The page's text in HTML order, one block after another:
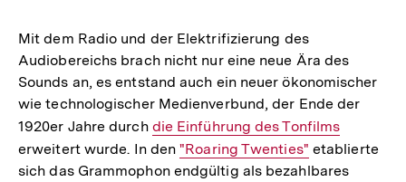
Mit dem Radio und der Elektrifizierung des
Audiobereichs brach nicht nur eine neue Ära des
Sounds an, es entstand auch ein neuer ökonomischer
wie technologischer Medienverbund, der Ende der
1920er Jahre durch Interner
Link:
die Einführung des Tonfilms
erweitert wurde. In denInterner
Link:
"Roaring Twenties" etablierte
sich das Grammophon endgültig als bezahlbares